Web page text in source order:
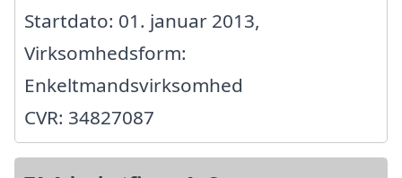
Startdato: 01. januar 2013,
Virksomhedsform:
Enkeltmandsvirksomhed
CVR: 34827087